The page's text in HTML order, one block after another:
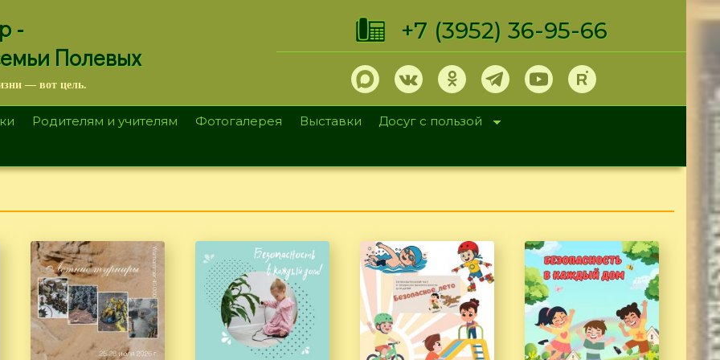
-
Полевых
— вот цель.
+7 (3952) 36-95-66
Родителям и учителям Фотогалерея Выставки
Досуг с пользой